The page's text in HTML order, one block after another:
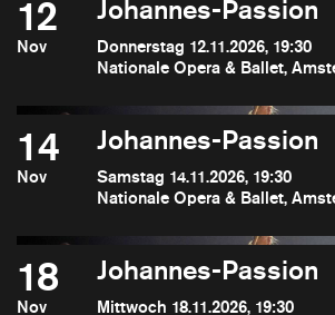
12
Nov
Johannes-Passion
Donnerstag 12.11.2026, 19:30
Nationale Opera & Ballet,
14
Nov
Johannes-Passion
Samstag 14.11.2026, 19:30
Nationale Opera & Ballet,
18
Nov
Johannes-Passion
Mittwoch 18.11.2026, 19:30